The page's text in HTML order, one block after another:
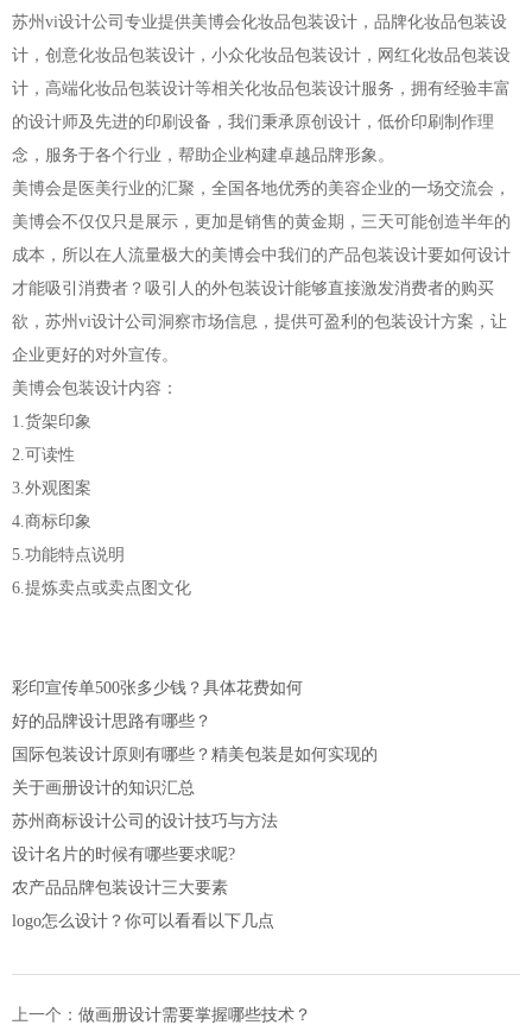
苏州vi设计公司专业提供美博会化妆品包装设计，品牌化妆品包装设
计，创意化妆品包装设计，小众化妆品包装设计，网红化妆品包装设
计，高端化妆品包装设计等相关化妆品包装设计服务，拥有经验丰富
的设计师及先进的印刷设备，我们秉承原创设计，低价印刷制作理
念，服务于各个行业，帮助企业构建卓越品牌形象。
美博会是医美行业的汇聚，全国各地优秀的美容企业的一场交流会，
美博会不仅仅只是展示，更加是销售的黄金期，三天可能创造半年的
成本，所以在人流量极大的美博会中我们的产品包装设计要如何设计
才能吸引消费者？吸引人的外包装设计能够直接激发消费者的购买
欲，苏州vi设计公司洞察市场信息，提供可盈利的包装设计方案，让
企业更好的对外宣传。
美博会包装设计内容：
1.货架印象
2.可读性
3.外观图案
4.商标印象
5.功能特点说明
6.提炼卖点或卖点图文化
彩印宣传单500张多少钱？具体花费如何
好的品牌设计思路有哪些？
国际包装设计原则有哪些？精美包装是如何实现的
关于画册设计的知识汇总
苏州商标设计公司的设计技巧与方法
设计名片的时候有哪些要求呢?
农产品品牌包装设计三大要素
logo怎么设计？你可以看看以下几点
上一个： 做画册设计需要掌握哪些技术？